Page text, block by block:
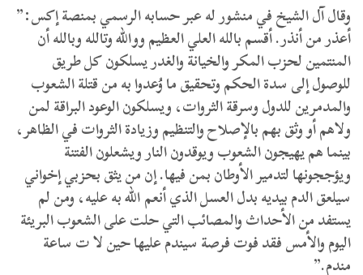
وقال آل الشيخ في منشور له عبر حسابه الرسمي بمنصة إكس:”
أعذر من أنذر. أقسم بالله العلي العظيم ووالله وتالله وبالله أن
المنتمين لحزب المكر والخيانة والغدر يسلكون كل طريق
للوصول إلى سدة الحكم وتحقيق ما وُعدوا به من قتلة الشعوب
والمدمرين للدول وسرقة الثروات، ويسلكون الوعود البراقة لمن
ولاهم أو وثق بهم بالإصلاح والتنظيم وزيادة الثروات في الظاهر،
بينما هم يهيجون الشعوب ويوقدون النار ويشعلون الفتنة
ويؤججونها لتدمير الأوطان بمن فيها. إن من يثق بحزبي إخواني
سيلعق الدم بيديه بدل العسل الذي أنعم الله به عليه، ومن لم
يستفد من الأحداث والمصائب التي حلت على الشعوب البريئة
اليوم والأمس فقد فوت فرصة سيندم عليها حين لا ت ساعة
مندم.”